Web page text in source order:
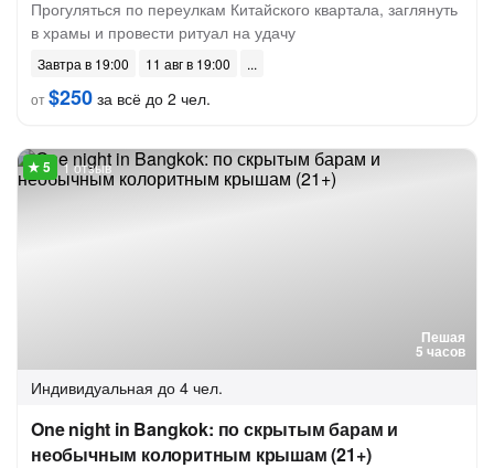
Прогуляться по переулкам Китайского квартала, заглянуть
в храмы и провести ритуал на удачу
Завтра в 19:00
11 авг в 19:00
от$250 за всё до 2 чел.
Пешая
5 часов
1 отзыв
Индивидуальная до 4 чел.
One night in Bangkok: по скрытым барам и
необычным колоритным крышам (21+)